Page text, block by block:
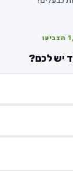
הצביעו
יש לכם?